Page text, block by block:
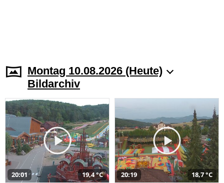
Montag 10.08.2026 (Heute)
Bildarchiv
20:01 19,4 °C 20:19 18,7 °C